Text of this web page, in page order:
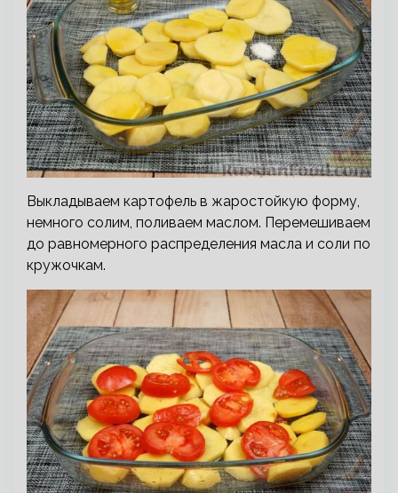
Выкладываем картофель в жаростойкую форму,
немного солим, поливаем маслом. Перемешиваем
до равномерного распределения масла и соли по
кружочкам.